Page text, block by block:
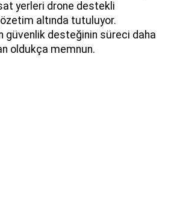
yerleri drone destekli
altında tutuluyor.
güvenlik desteğinin süreci daha
oldukça memnun.